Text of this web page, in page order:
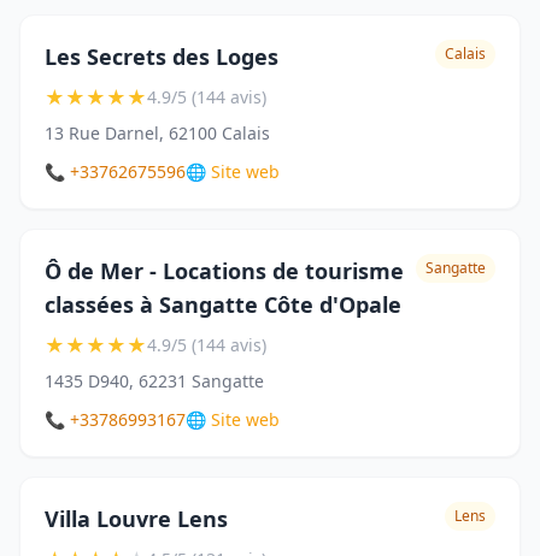
Les Secrets des Loges Calais
★★★★★4.9/5 (144 avis)
13 Rue Darnel, 62100 Calais
📞 +33762675596🌐 Site web
Ô de Mer - Locations de tourisme
classées à Sangatte Côte d'Opale
Sangatte
★★★★★4.9/5 (144 avis)
1435 D940, 62231 Sangatte
📞 +33786993167🌐 Site web
Villa Louvre Lens Lens